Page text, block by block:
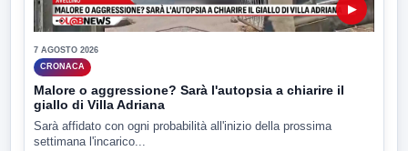
▶
7 AGOSTO 2026
CRONACA
Malore o aggressione? Sarà l'autopsia a chiarire il
giallo di Villa Adriana
Sarà affidato con ogni probabilità all'inizio della prossima
settimana l'incarico...